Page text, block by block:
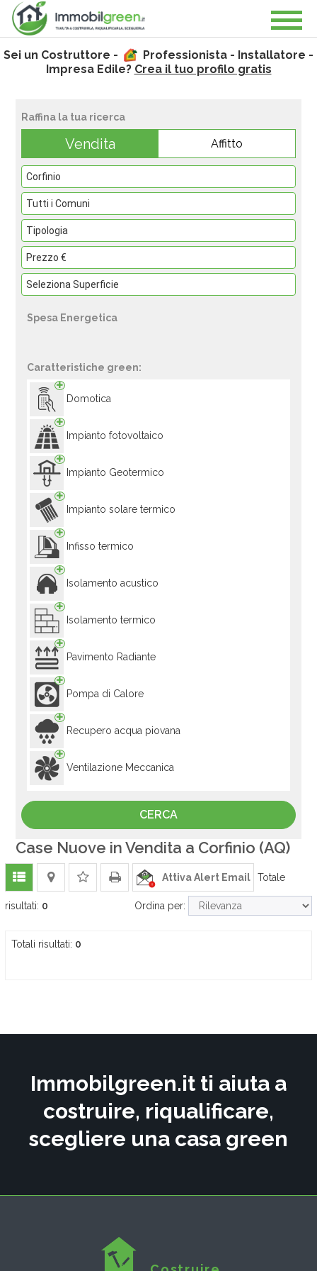
Sei un Costruttore -
Professionista - Installatore -
Impresa Edile? Crea il tuo profilo gratis
Raffina la tua ricerca
Vendita Affitto
Spesa Energetica
Caratteristiche green:
Domotica
Impianto fotovoltaico
Impianto Geotermico
Impianto solare termico
Infisso termico
Isolamento acustico
Isolamento termico
Pavimento Radiante
Pompa di Calore
Recupero acqua piovana
Ventilazione Meccanica
Case Nuove in Vendita a Corfinio (AQ)
Attiva Alert Email Totale
risultati: 0 Ordina per:
Totali risultati: 0
Immobilgreen.it ti aiuta a
costruire, riqualificare,
scegliere una casa green